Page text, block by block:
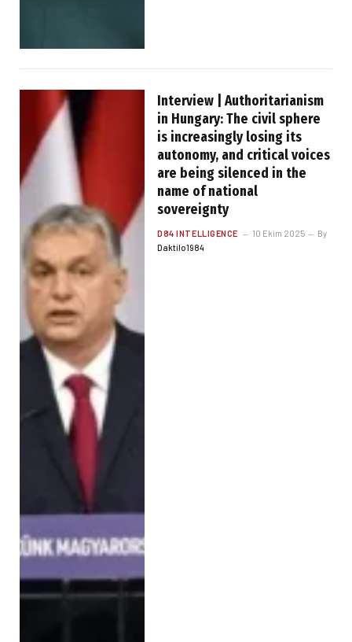
Interview | Authoritarianism
in Hungary: The civil sphere
is increasingly losing its
autonomy, and critical voices
are being silenced in the
name of national
sovereignty
D84 INTELLIGENCE 10 Ekim 2025
By
Daktilo1984